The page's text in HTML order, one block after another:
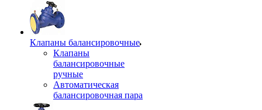
Клапаны балансировочные
Клапаны
балансировочные
ручные
Автоматическая
балансировочная пара